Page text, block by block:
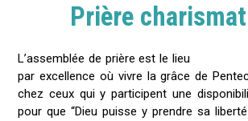
Prière
L’assemblée de prière est le lieu
par excellence où vivre la grâce de
chez ceux qui y participent une
pour que “Dieu puisse y prendre sa liberté